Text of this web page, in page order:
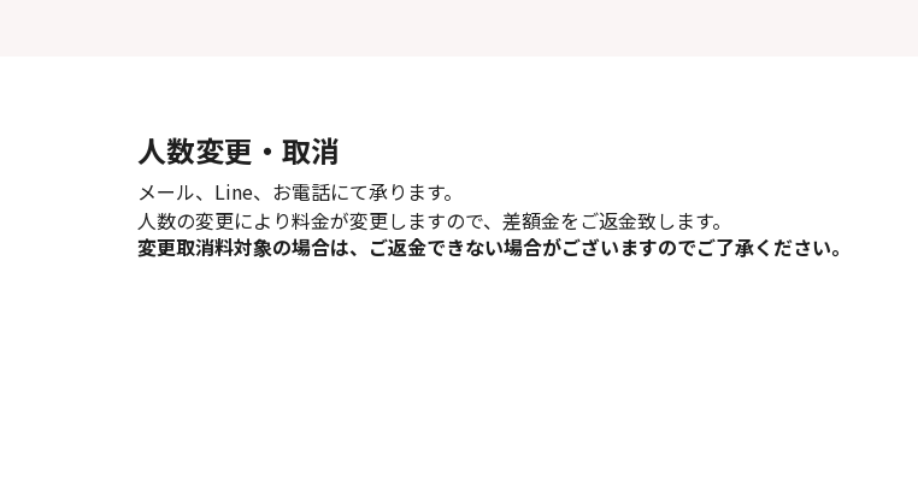
人数変更・取消
メール、Line、お電話にて承ります。
人数の変更により料金が変更しますので、差額金をご返金致します。
変更取消料対象の場合は、ご返金できない場合がございますのでご了承ください。